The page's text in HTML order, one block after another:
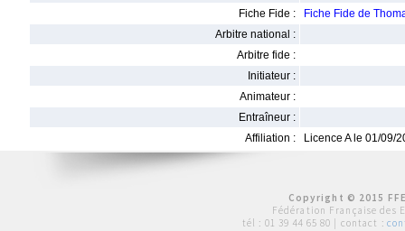
Fiche Fide :
Fiche Fide de
Arbitre national :
Arbitre fide :
Initiateur :
Animateur :
Entraîneur :
Affiliation :
Licence A le 01/09/
Copyright © 2015
Fédération Française des
tél : 01 39 44 65 80 | contact :